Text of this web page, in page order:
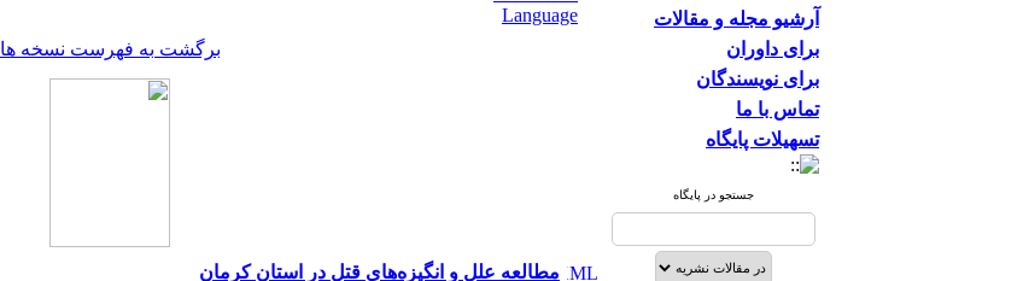
آرشیو مجله و مقالات
برای داوران
برای نویسندگان
تماس با ما
تسهیلات پایگاه
جستجو در پایگاه
برگشت به فهرست نسخه ها
مطالعه علل و انگیزه‌‌های قتل در استان کرمان